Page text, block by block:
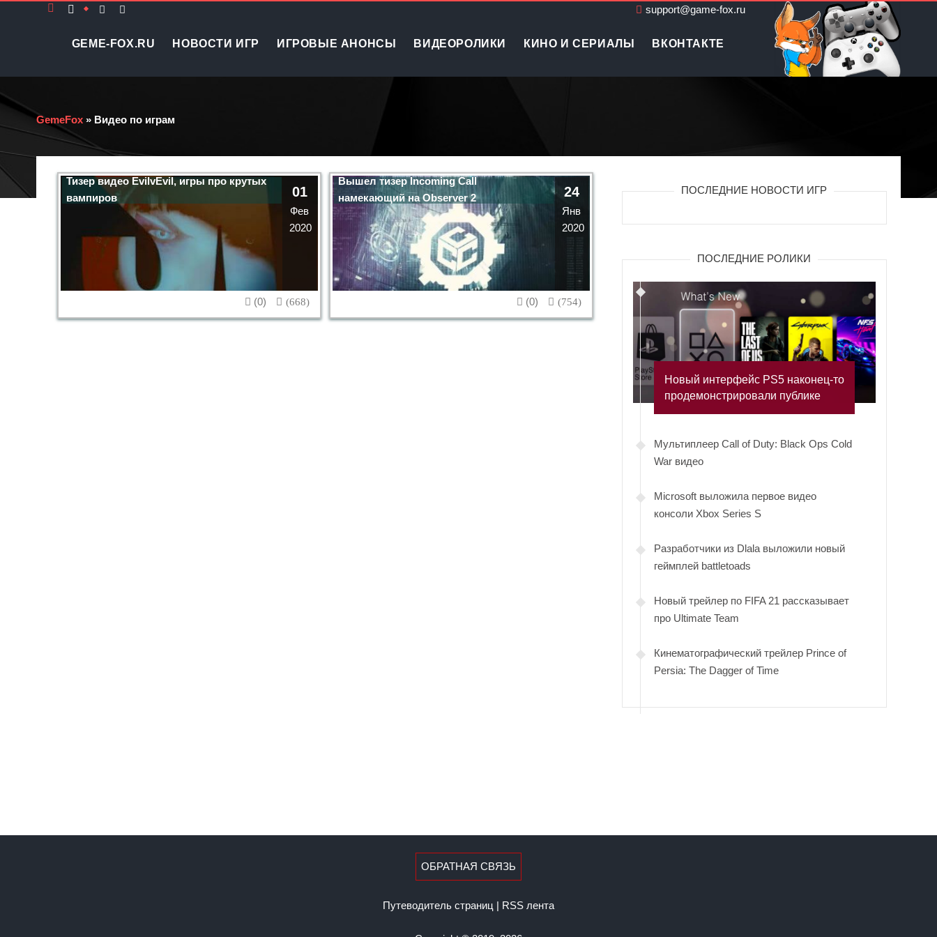
support@game-fox.ru
GEME-FOX.RU НОВОСТИ ИГР ИГРОВЫЕ АНОНСЫ ВИДЕОРОЛИКИ КИНО И СЕРИАЛЫ ВКОНТАКТЕ
GemeFox » Видео по играм
Тизер видео EvilvEvil, игры про крутых
вампиров
(0) (668)
01
Фев
2020
Вышел тизер Incoming Call
намекающий на Observer 2
(0) (754)
24
Янв
2020
ПОСЛЕДНИЕ НОВОСТИ ИГР
ПОСЛЕДНИЕ РОЛИКИ
Новый интерфейс PS5 наконец-то
продемонстрировали публике
Мультиплеер Call of Duty: Black Ops Cold
War видео
Microsoft выложила первое видео
консоли Xbox Series S
Разработчики из Dlala выложили новый
геймплей battletoads
Новый трейлер по FIFA 21 рассказывает
про Ultimate Team
Кинематографический трейлер Prince of
Persia: The Dagger of Time
ОБРАТНАЯ СВЯЗЬ
Путеводитель страниц | RSS лента